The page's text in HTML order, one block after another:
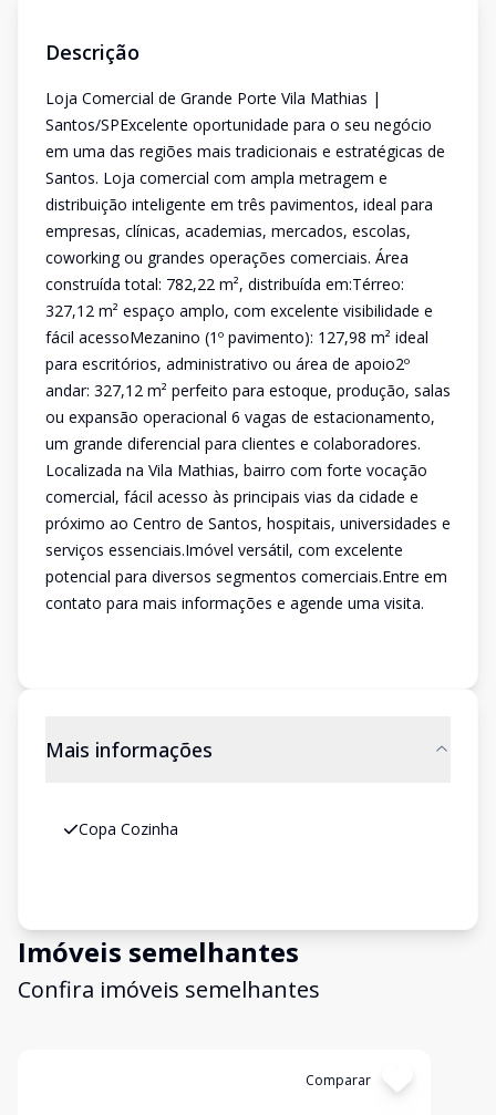
Descrição
Loja Comercial de Grande Porte Vila Mathias |
Santos/SPExcelente oportunidade para o seu negócio
em uma das regiões mais tradicionais e estratégicas de
Santos. Loja comercial com ampla metragem e
distribuição inteligente em três pavimentos, ideal para
empresas, clínicas, academias, mercados, escolas,
coworking ou grandes operações comerciais. Área
construída total: 782,22 m², distribuída em:Térreo:
327,12 m² espaço amplo, com excelente visibilidade e
fácil acessoMezanino (1º pavimento): 127,98 m² ideal
para escritórios, administrativo ou área de apoio2º
andar: 327,12 m² perfeito para estoque, produção, salas
ou expansão operacional 6 vagas de estacionamento,
um grande diferencial para clientes e colaboradores.
Localizada na Vila Mathias, bairro com forte vocação
comercial, fácil acesso às principais vias da cidade e
próximo ao Centro de Santos, hospitais, universidades e
serviços essenciais.Imóvel versátil, com excelente
potencial para diversos segmentos comerciais.Entre em
contato para mais informações e agende uma visita.
Mais informações
Copa Cozinha
Imóveis semelhantes
Confira imóveis semelhantes
Comparar